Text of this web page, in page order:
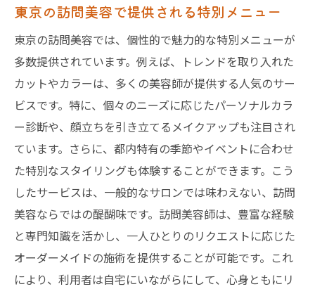
東京の訪問美容で提供される特別メニュー
東京の訪問美容では、個性的で魅力的な特別メニューが
多数提供されています。例えば、トレンドを取り入れた
カットやカラーは、多くの美容師が提供する人気のサー
ビスです。特に、個々のニーズに応じたパーソナルカラ
ー診断や、顔立ちを引き立てるメイクアップも注目され
ています。さらに、都内特有の季節やイベントに合わせ
た特別なスタイリングも体験することができます。こう
したサービスは、一般的なサロンでは味わえない、訪問
美容ならではの醍醐味です。訪問美容師は、豊富な経験
と専門知識を活かし、一人ひとりのリクエストに応じた
オーダーメイドの施術を提供することが可能です。これ
により、利用者は自宅にいながらにして、心身ともにリ